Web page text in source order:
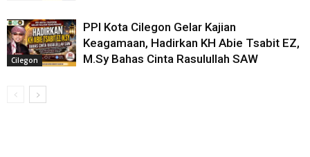
Cilegon
PPI Kota Cilegon Gelar Kajian
Keagamaan, Hadirkan KH Abie Tsabit EZ,
M.Sy Bahas Cinta Rasulullah SAW